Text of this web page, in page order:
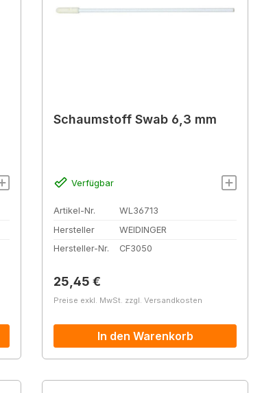
Schaumstoff Swab 6,3 mm
Verfügbar
Artikel-Nr.
WL36713
Hersteller
WEIDINGER
Hersteller-Nr.
CF3050
Regulärer Preis:
25,45 €
Preise exkl. MwSt. zzgl. Versandkosten
In den Warenkorb